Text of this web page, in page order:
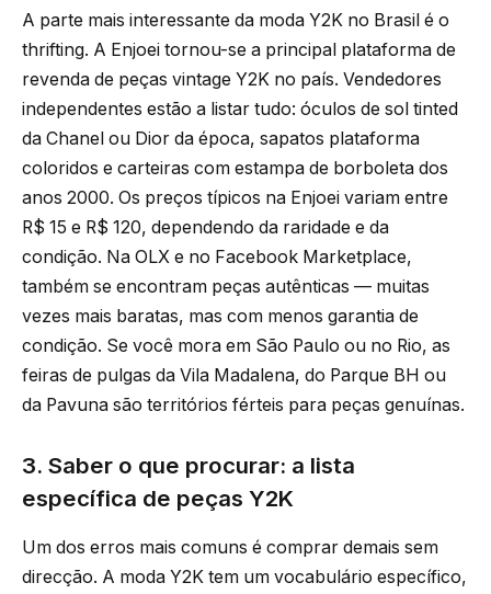
A parte mais interessante da moda Y2K no Brasil é o
thrifting. A Enjoei tornou-se a principal plataforma de
revenda de peças vintage Y2K no país. Vendedores
independentes estão a listar tudo: óculos de sol tinted
da Chanel ou Dior da época, sapatos plataforma
coloridos e carteiras com estampa de borboleta dos
anos 2000. Os preços típicos na Enjoei variam entre
R$ 15 e R$ 120, dependendo da raridade e da
condição. Na OLX e no Facebook Marketplace,
também se encontram peças autênticas — muitas
vezes mais baratas, mas com menos garantia de
condição. Se você mora em São Paulo ou no Rio, as
feiras de pulgas da Vila Madalena, do Parque BH ou
da Pavuna são territórios férteis para peças genuínas.
3. Saber o que procurar: a lista
específica de peças Y2K
Um dos erros mais comuns é comprar demais sem
direcção. A moda Y2K tem um vocabulário específico,